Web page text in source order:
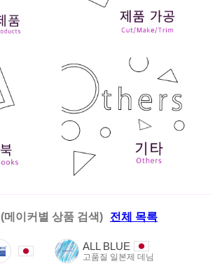
(메이커별 상품 검색) 전체 목록
ALL BLUE
고품질 일본제 데님